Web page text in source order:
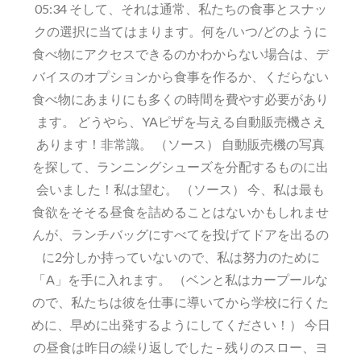
05:34 そして、それは通常、私たちの食事とスナッ
クの選択に当てはまります。何を/いつ/どのように
食べ物にアクセスできるのかわからない場合は、デ
バイスのオプションから食事を作るか、くだらない
食べ物にあまりにも多くの時間を費やす必要があり
ます。 どうやら、YAピザを与える自動販売機さえ
あります！非常識。 （ソース） 自動販売機の写真
を探して、ランニングシューズを分配するものに出
会いました！私は望む。 （ソース） 今、私は最も
食欲をそそる昼食を詰めることはないかもしれませ
んが、ランチバッグにすべてを投げてドアを出るの
に2分しか持っていないので、私は努力のために
「A」を手に入れます。 （ベンと私はカープールな
ので、私たちは彼を仕事に導いてから学校に行くた
めに、早めに出発するようにしてください！） 今日
の昼食は昨日の繰り返しでした – 残りのスロー、ヨ